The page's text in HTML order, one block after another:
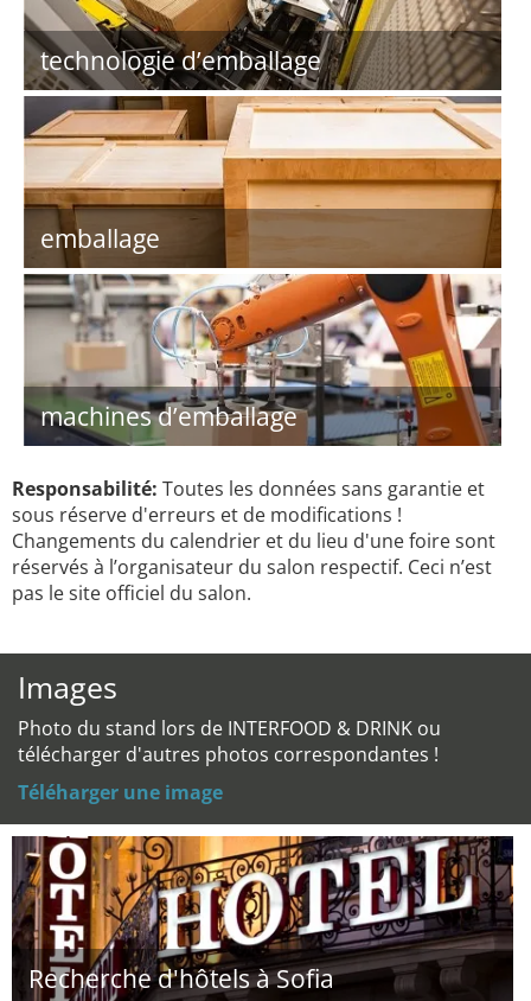
technologie d’emballage
emballage
machines d’emballage
Responsabilité: Toutes les données sans garantie et
sous réserve d'erreurs et de modifications !
Changements du calendrier et du lieu d'une foire sont
réservés à l’organisateur du salon respectif. Ceci n’est
pas le site officiel du salon.
Images
Photo du stand lors de INTERFOOD & DRINK ou
télécharger d'autres photos correspondantes !
Téléharger une image
Recherche d'hôtels à Sofia